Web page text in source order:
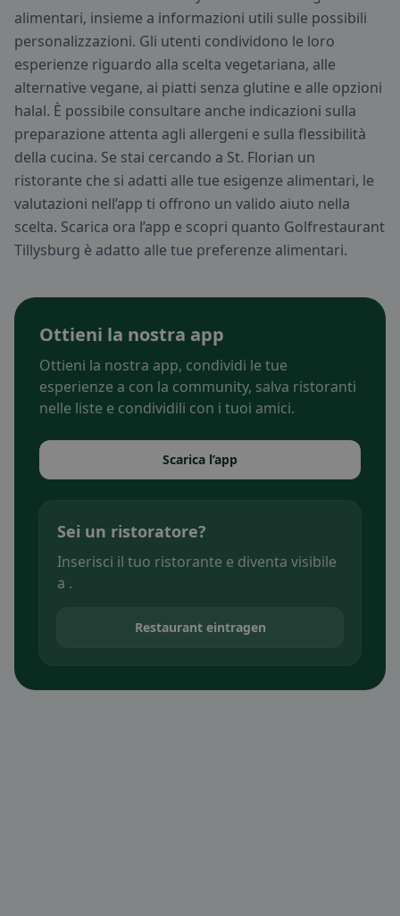
alimentari, insieme a informazioni utili sulle possibili
personalizzazioni. Gli utenti condividono le loro
esperienze riguardo alla scelta vegetariana, alle
alternative vegane, ai piatti senza glutine e alle opzioni
halal. È possibile consultare anche indicazioni sulla
preparazione attenta agli allergeni e sulla flessibilità
della cucina. Se stai cercando a St. Florian un
ristorante che si adatti alle tue esigenze alimentari, le
valutazioni nell’app ti offrono un valido aiuto nella
scelta. Scarica ora l’app e scopri quanto Golfrestaurant
Tillysburg è adatto alle tue preferenze alimentari.
Ottieni la nostra app
Ottieni la nostra app, condividi le tue
esperienze a con la community, salva ristoranti
nelle liste e condividili con i tuoi amici.
Scarica l’app
Sei un ristoratore?
Inserisci il tuo ristorante e diventa visibile
a .
Restaurant eintragen